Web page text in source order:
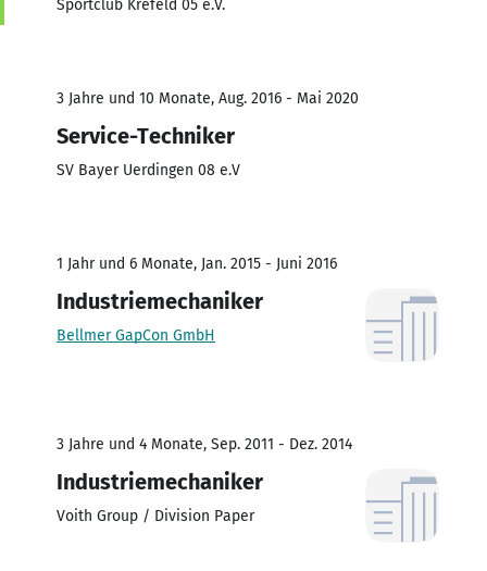
Sportclub Krefeld 05 e.V.
3 Jahre und 10 Monate, Aug. 2016 - Mai 2020
Service-Techniker
SV Bayer Uerdingen 08 e.V
1 Jahr und 6 Monate, Jan. 2015 - Juni 2016
Industriemechaniker
Bellmer GapCon GmbH
3 Jahre und 4 Monate, Sep. 2011 - Dez. 2014
Industriemechaniker
Voith Group / Division Paper